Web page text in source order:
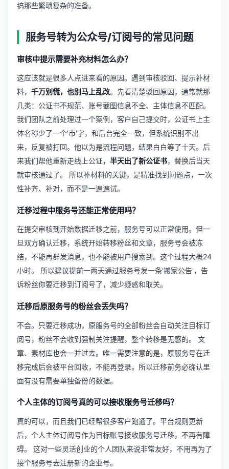
搞那些繁琐复杂的准备。
服务号转为公众号/订阅号的常见问题
审核中提示需要补充材料怎么办？
这应该就是很多人点进来看的原因。遇到审核驳回、提示补材
料， 千万别慌，也别马上乱改。先看清楚驳回原因，通常就那
几类：公证书不规范、账号截图信息不全、主体信息不匹配。
我们团队之前处理过一个案例，客户自己提交时，公证书上主
体名称少了一个'市'字，和后台完全一致，但系统识别不出
来，反复被打回。他以为是流程问题，结果白白等了十天。后
来我们帮他重新走线上公证， 半天出了新公证书，替换后当天
就审核通过了。 所以补材料的关键，是精准找到问题点，一次
性补齐、补对，而不是一遍遍试。
迁移过程中服务号还能正常使用吗？
在提交审核到开始数据迁移之前，服务号可以正常使用。但一
旦双方确认迁移，系统开始转移粉丝和文章，服务号会被冻
结，不能再群发消息，也不能被用户搜索到。这个过程大概24
小时。 所以建议提前一两天通过服务号发一条'搬家公告'，告
诉粉丝你要迁移到订阅号了，减少疑惑和取关。
迁移后原服务号的粉丝会丢失吗？
不会。只要迁移成功，原服务号的全部粉丝会自动关注目标订
阅号，粉丝不会收到强制关注提醒，整个转移是无感的。 文
章、素材库也会一并过去。唯一需要注意的是，原服务号在迁
移完成后会被平台回收，不能再登录。所以迁移前务必确认里
面有没有需要单独备份的数据。
个人主体的订阅号真的可以接收服务号迁移吗？
真的可以，而且我们已经帮很多客户跑通了。平台规则更新
后，个人主体订阅号作为目标账号接收服务号迁移，不再有障
碍。 这对一些灵活创业的个人团队来说非常友好，不用再为了
接个服务号去注册新的企业号。